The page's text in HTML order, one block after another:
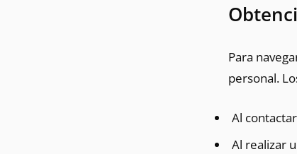
Para
personal.
Al
Al realizar